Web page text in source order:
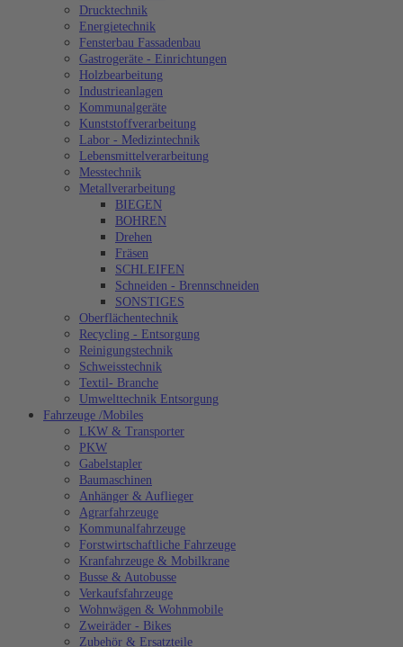
Drucktechnik
Energietechnik
Fensterbau Fassadenbau
Gastrogeräte - Einrichtungen
Holzbearbeitung
Industrieanlagen
Kommunalgeräte
Kunststoffverarbeitung
Labor - Medizintechnik
Lebensmittelverarbeitung
Messtechnik
Metallverarbeitung
BIEGEN
BOHREN
Drehen
Fräsen
SCHLEIFEN
Schneiden - Brennschneiden
SONSTIGES
Oberflächentechnik
Recycling - Entsorgung
Reinigungstechnik
Schweisstechnik
Textil- Branche
Umwelttechnik Entsorgung
Fahrzeuge /Mobiles
LKW & Transporter
PKW
Gabelstapler
Baumaschinen
Anhänger & Auflieger
Agrarfahrzeuge
Kommunalfahrzeuge
Forstwirtschaftliche Fahrzeuge
Kranfahrzeuge & Mobilkrane
Busse & Autobusse
Verkaufsfahrzeuge
Wohnwägen & Wohnmobile
Zweiräder - Bikes
Zubehör & Ersatzteile